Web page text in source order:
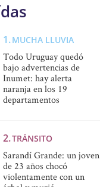
MUCHA LLUVIA
Todo Uruguay quedó
bajo advertencias de
Inumet: hay alerta
naranja en los 19
departamentos
TRÁNSITO
Sarandí Grande: un joven
de 23 años chocó
violentamente con un